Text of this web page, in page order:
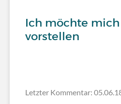
Ich möchte
vorstellen
Letzter Kommentar: